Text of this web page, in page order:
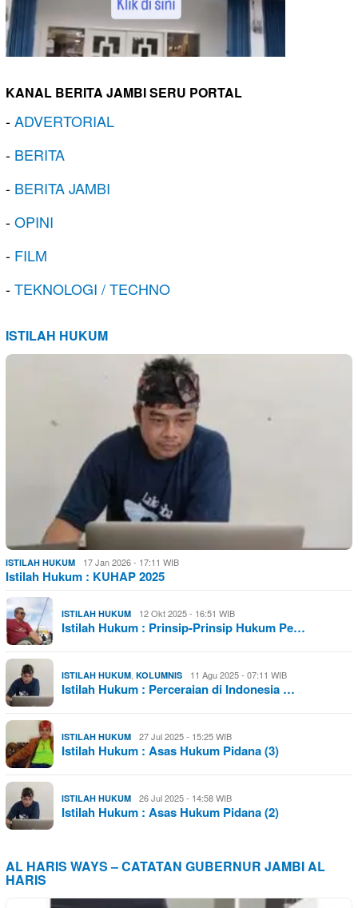
KANAL BERITA JAMBI SERU PORTAL
-ADVERTORIAL
- BERITA
- BERITA JAMBI
-OPINI
- FILM
-TEKNOLOGI / TECHNO
ISTILAH HUKUM
ISTILAH HUKUM 17 Jan 2026 - 17:11 WIB
Istilah Hukum : KUHAP 2025
ISTILAH HUKUM 12 Okt 2025 - 16:51 WIB
Istilah Hukum : Prinsip-Prinsip Hukum Pe…
ISTILAH HUKUM, KOLUMNIS 11 Agu 2025 - 07:11 WIB
Istilah Hukum : Perceraian di Indonesia …
ISTILAH HUKUM 27 Jul 2025 - 15:25 WIB
Istilah Hukum : Asas Hukum Pidana (3)
ISTILAH HUKUM 26 Jul 2025 - 14:58 WIB
Istilah Hukum : Asas Hukum Pidana (2)
AL HARIS WAYS – CATATAN GUBERNUR JAMBI AL
HARIS